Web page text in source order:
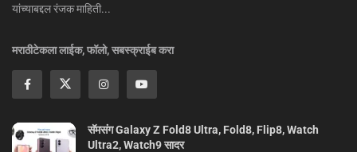
यांच्याबद्दल रंजक माहिती...
मराठीटेकला लाईक, फॉलो, सबस्क्राईब करा
सॅमसंग Galaxy Z Fold8 Ultra, Fold8, Flip8, Watch
Ultra2, Watch9 सादर